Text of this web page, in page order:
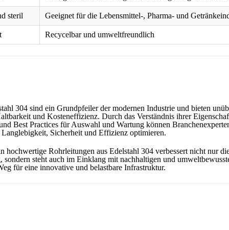
steril Geeignet für die Lebensmittel-, Pharma- und
Recycelbar und umweltfreundlich
304 sind ein Grundpfeiler der modernen Industrie und bieten
und Kosteneffizienz. Durch das Verständnis ihrer
Best Practices für Auswahl und Wartung können
Sicherheit und Effizienz optimieren.
hochwertige Rohrleitungen aus Edelstahl 304 verbessert nicht nur
sondern steht auch im Einklang mit nachhaltigen und
für eine innovative und belastbare Infrastruktur.